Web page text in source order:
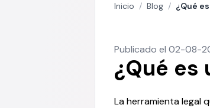
Inicio / Blog / ¿Qué
Publicado el 02-08-
¿Qué es
La herramienta legal